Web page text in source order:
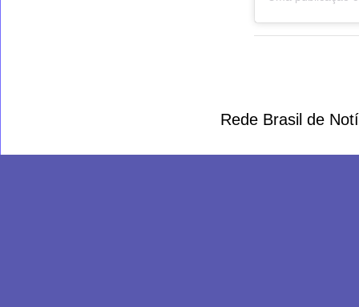
Rede Brasil de